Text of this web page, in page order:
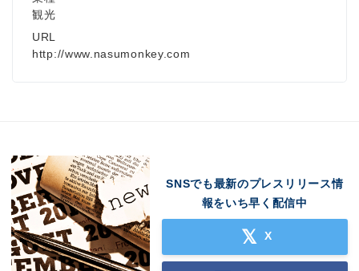
観光
URL
http://www.nasumonkey.com
SNSでも最新のプレスリリース情
報をいち早く配信中
X